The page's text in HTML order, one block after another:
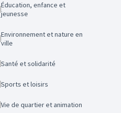
Éducation, enfance et
jeunesse
Environnement et nature en
ville
Santé et solidarité
Sports et loisirs
Vie de quartier et animation